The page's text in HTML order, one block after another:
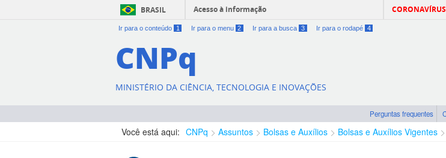
BRASIL Acesso à informação
Ir para o conteúdo 1 Ir para o menu 2 Ir para a busca 3 Ir para o rodapé 4
CNPq
MINISTÉRIO DA CIÊNCIA, TECNOLOGIA E INOVAÇÕES
Perguntas frequentes
Você está aqui: CNPq Assuntos Bolsas e Auxílios Bolsas e Auxílios Vigentes